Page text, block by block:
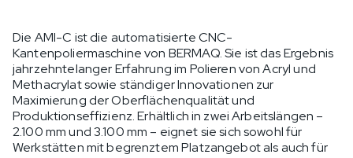
Die AMI-C ist die automatisierte CNC-
Kantenpoliermaschine von BERMAQ. Sie ist das Ergebnis
jahrzehntelanger Erfahrung im Polieren von Acryl und
Methacrylat sowie ständiger Innovationen zur
Maximierung der Oberflächenqualität und
Produktionseffizienz. Erhältlich in zwei Arbeitslängen –
2.100 mm und 3.100 mm – eignet sie sich sowohl für
Werkstätten mit begrenztem Platzangebot als auch für